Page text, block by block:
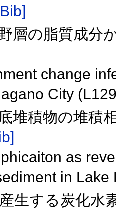
層の脂質成分
change
City
堆積物の堆積
as
in
生する炭化水